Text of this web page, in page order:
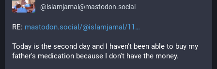
@islamjamal@mastodon.social
RE: mastodon.social/@islamjamal/11
Today is the second day and I haven't been able to buy my
father's medication because I don't have the money.